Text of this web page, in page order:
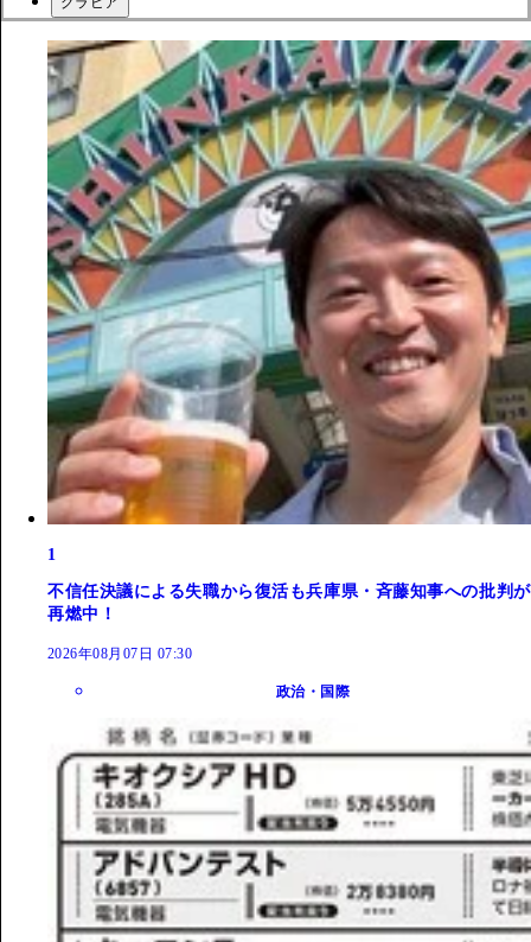
1
不信任決議による失職から復活も兵庫県・斉藤知事への批判が
再燃中！
2026年08月07日 07:30
政治・国際